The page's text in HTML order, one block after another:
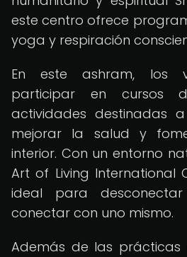
este centro ofrece
yoga y respiración
En este ashram, los
participar en cursos
actividades destinadas
mejorar la salud y
interior. Con un entorno
Art of Living International
ideal para
conectar con uno mismo.
Además de las prácticas